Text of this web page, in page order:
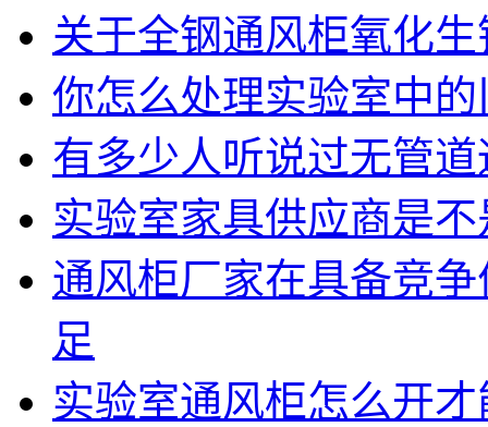
关于全钢通风柜氧化
你怎么处理实验室中
有多少人听说过无管
实验室家具供应商是
通风柜厂家在具备竞
足
实验室通风柜怎么开